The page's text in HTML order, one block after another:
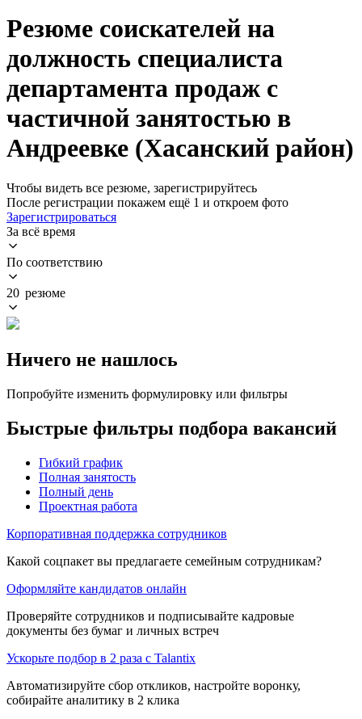
Резюме соискателей на
должность специалиста
департамента продаж с
частичной занятостью в
Андреевке (Хасанский район)
Чтобы видеть все резюме, зарегистрируйтесь
После регистрации покажем ещё 1 и откроем фото
Зарегистрироваться
За всё время
По соответствию
20 резюме
Ничего не нашлось
Попробуйте изменить формулировку или фильтры
Быстрые фильтры подбора вакансий
Гибкий график
Полная занятость
Полный день
Проектная работа
Корпоративная поддержка сотрудников
Какой соцпакет вы предлагаете семейным сотрудникам?
Оформляйте кандидатов онлайн
Проверяйте сотрудников и подписывайте кадровые
документы без бумаг и личных встреч
Ускорьте подбор в 2 раза с Talantix
Автоматизируйте сбор откликов, настройте воронку,
собирайте аналитику в 2 клика